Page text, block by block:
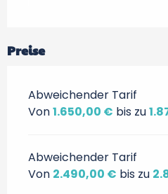
Preise
Abweichender Tarif
Von1.650,00 € bis zu
Abweichender Tarif
Von 2.490,00 € bis zu